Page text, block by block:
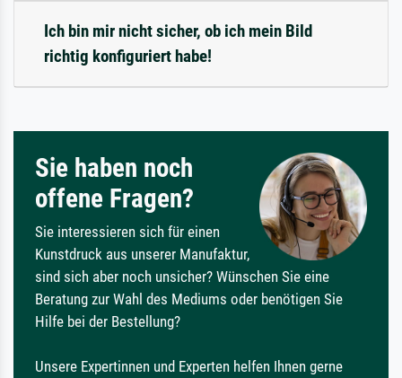
Ich bin mir nicht sicher, ob ich mein Bild
richtig konfiguriert habe!
Sie haben noch
offene Fragen?
Sie interessieren sich für einen
Kunstdruck aus unserer Manufaktur,
sind sich aber noch unsicher? Wünschen Sie eine
Beratung zur Wahl des Mediums oder benötigen Sie
Hilfe bei der Bestellung?
Unsere Expertinnen und Experten helfen Ihnen gerne